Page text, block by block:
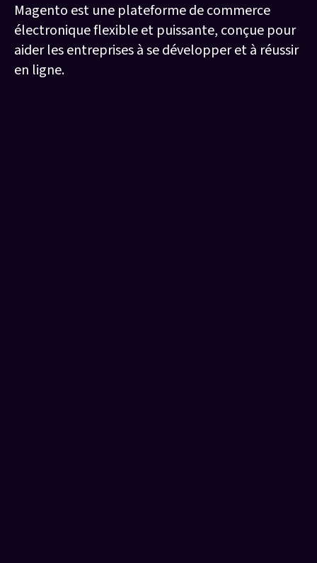
Magento est une plateforme de commerce
électronique flexible et puissante, conçue pour
aider les entreprises à se développer et à réussir
en ligne.